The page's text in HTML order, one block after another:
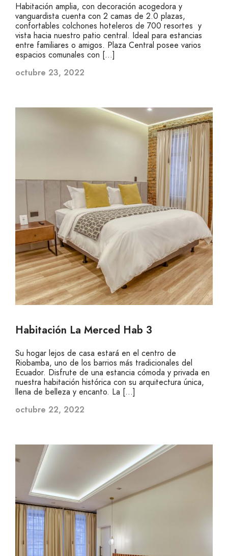
Habitación amplia, con decoración acogedora y
vanguardista cuenta con 2 camas de 2.0 plazas,
confortables colchones hoteleros de 700 resortes y
vista hacia nuestro patio central. Ideal para estancias
entre familiares o amigos. Plaza Central posee varios
espacios comunales con […]
octubre 23, 2022
Habitación La Merced Hab 3
Su hogar lejos de casa estará en el centro de
Riobamba, uno de los barrios más tradicionales del
Ecuador. Disfrute de una estancia cómoda y privada en
nuestra habitación histórica con su arquitectura única,
llena de belleza y encanto. La […]
octubre 22, 2022